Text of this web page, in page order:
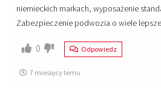
niemieckich markach, wyposażenie
Zabezpieczenie podwozia o wiele
0 Odpowiedz
7 miesięcy temu